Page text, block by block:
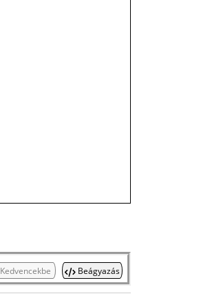
Kedvencekbe Beágyazás